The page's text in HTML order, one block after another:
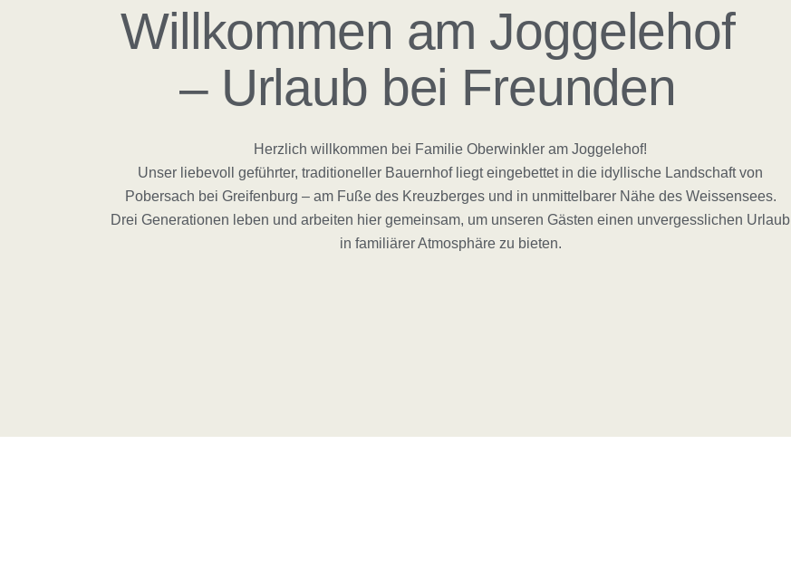
Willkommen am Joggelehof
– Urlaub bei Freunden
Herzlich willkommen bei Familie Oberwinkler am Joggelehof!
Unser liebevoll geführter, traditioneller Bauernhof liegt eingebettet in die idyllische Landschaft von
Pobersach bei Greifenburg – am Fuße des Kreuzberges und in unmittelbarer Nähe des Weissensees.
Drei Generationen leben und arbeiten hier gemeinsam, um unseren Gästen einen unvergesslichen Urlaub
in familiärer Atmosphäre zu bieten.